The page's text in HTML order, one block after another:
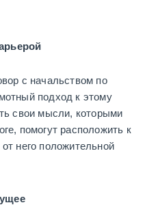
с начальством по
подход к этому
свои мысли, которыми
помогут расположить к
него положительной